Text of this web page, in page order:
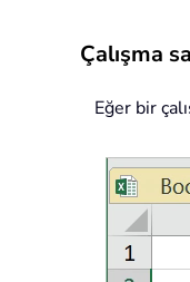
Çalışma
Eğer bir